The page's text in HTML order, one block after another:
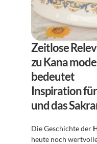
Zeitlose
zu Kana
bedeutet
Inspiration
und das
Die Geschichte der
heute noch